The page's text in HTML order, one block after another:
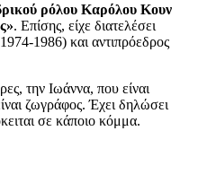
ρόλου Καρόλου Κουν
. Επίσης, είχε διατελέσει
1986) και αντιπρόεδρος
την Ιωάννα, που είναι
ζωγράφος. Έχει δηλώσει
σε κάποιο κόμμα.